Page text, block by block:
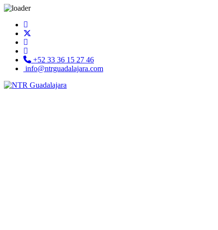
+52 33 36 15 27 46
info@ntrguadalajara.com